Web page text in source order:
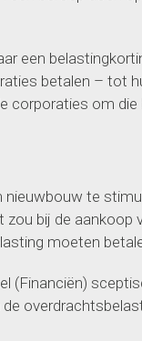
een
betalen – tot
corporaties om die
te
bij de aankoop
moeten